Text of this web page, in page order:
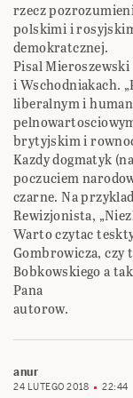
rzecz
polskimi i
demokratcznej.
Pisal
i Wschodniakach.
liberalnym i
brytyjskim i
Kazdy dogmatyk
poczuciem
czarne. Na
Rewizjonista,
Warto czytac
Gombrowicza, czy
Bobkowskiego a
Pana
autorow.
anur
24 LUTEGO 2018 22:44